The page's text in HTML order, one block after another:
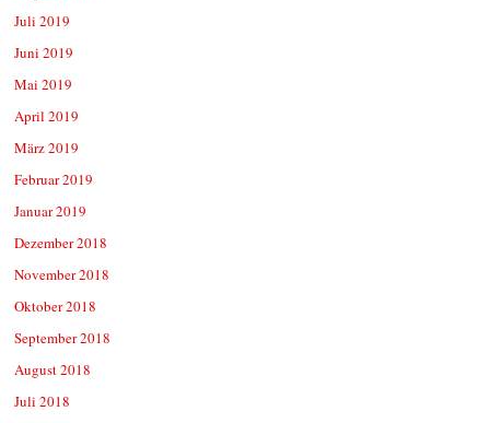
Juli 2019
Juni 2019
Mai 2019
April 2019
März 2019
Februar 2019
Januar 2019
Dezember 2018
November 2018
Oktober 2018
September 2018
August 2018
Juli 2018